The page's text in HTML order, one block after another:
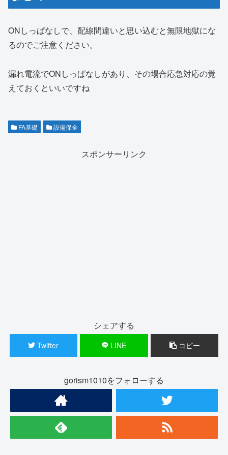
ONしっぱなしで、配線間違いと思い込むと無限地獄にな
るのでご注意ください。
漏れ電流でONしっぱなしがあり、その場合応急対応の覚
えておくといいですね
FA基礎 設備保全
スポンサーリンク
シェアする
Twitter LINE コピー
gorism1010をフォローする